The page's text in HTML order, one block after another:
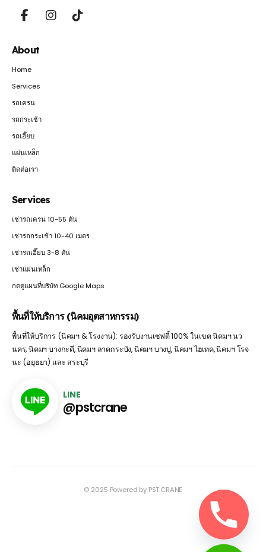
About
Home
Services
รถเครน
รถกระเช้า
รถเฮี๊ยบ
แผ่นเหล็ก
ติดต่อเรา
Services
เช่ารถเครน 10-55 ตัน
เช่ารถกระเช้า 10-40 เมตร
เช่ารถเฮี๊ยบ 3-8 ตัน
เช่าแผ่นเหล็ก
กดดูแผนที่บริษัท Google Maps
พื้นที่ให้บริการ (นิคมอุตสาหกรรม)
พื้นที่ให้บริการ (นิคมฯ & โรงงาน): รองรับงานเซฟตี้ 100% ในเขต นิคมฯ นว
นคร, นิคมฯ บางกะดี, นิคมฯ ลาดกระบัง, นิคมฯ บางปู, นิคมฯ ไฮเทค, นิคมฯ โรจ
นะ (อยุธยา) และ สระบุรี
LINE
@pstcrane
© 2025 Powered by PST.CRANE